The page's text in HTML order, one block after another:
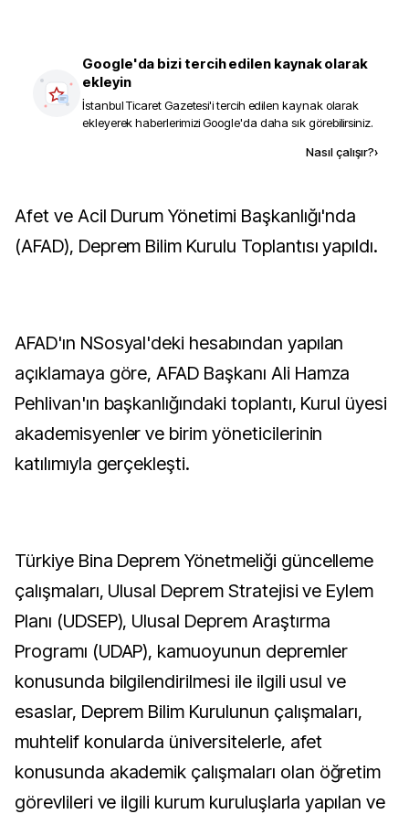
Google'da bizi tercih edilen kaynak olarak
ekleyin
İstanbul Ticaret Gazetesi'i tercih edilen kaynak olarak
ekleyerek haberlerimizi Google'da daha sık görebilirsiniz.
Nasıl çalışır?›
Afet ve Acil Durum Yönetimi Başkanlığı'nda
(AFAD), Deprem Bilim Kurulu Toplantısı yapıldı.
AFAD'ın NSosyal'deki hesabından yapılan
açıklamaya göre, AFAD Başkanı Ali Hamza
Pehlivan'ın başkanlığındaki toplantı, Kurul üyesi
akademisyenler ve birim yöneticilerinin
katılımıyla gerçekleşti.
Türkiye Bina Deprem Yönetmeliği güncelleme
çalışmaları, Ulusal Deprem Stratejisi ve Eylem
Planı (UDSEP), Ulusal Deprem Araştırma
Programı (UDAP), kamuoyunun depremler
konusunda bilgilendirilmesi ile ilgili usul ve
esaslar, Deprem Bilim Kurulunun çalışmaları,
muhtelif konularda üniversitelerle, afet
konusunda akademik çalışmaları olan öğretim
görevlileri ve ilgili kurum kuruluşlarla yapılan ve